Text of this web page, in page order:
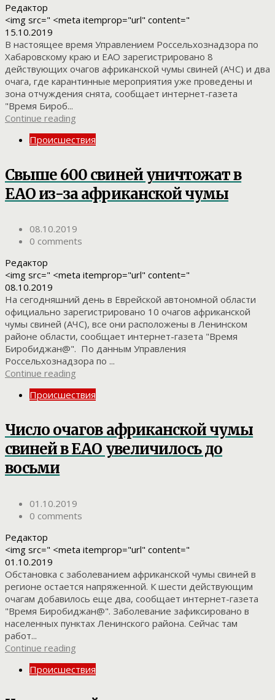
Редактор
<img src=" <meta itemprop="url" content="
15.10.2019
В настоящее время Управлением Россельхознадзора по
Хабаровскому краю и ЕАО зарегистрировано 8
действующих очагов африканской чумы свиней (АЧС) и два
очага, где карантинные мероприятия уже проведены и
зона отчуждения снята, сообщает интернет-газета
"Время Бироб...
Continue reading
Происшествия
Свыше 600 свиней уничтожат в
ЕАО из-за африканской чумы
08.10.2019
0 comments
Редактор
<img src=" <meta itemprop="url" content="
08.10.2019
На сегодняшний день в Еврейской автономной области
официально зарегистрировано 10 очагов африканской
чумы свиней (АЧС), все они расположены в Ленинском
районе области, сообщает интернет-газета "Время
Биробиджан@". По данным Управления
Россельхознадзора по ...
Continue reading
Происшествия
Число очагов африканской чумы
свиней в ЕАО увеличилось до
восьми
01.10.2019
0 comments
Редактор
<img src=" <meta itemprop="url" content="
01.10.2019
Обстановка с заболеванием африканской чумы свиней в
регионе остается напряженной. К шести действующим
очагам добавилось еще два, сообщает интернет-газета
"Время Биробиджан@". Заболевание зафиксировано в
населенных пунктах Ленинского района. Сейчас там
работ...
Continue reading
Происшествия